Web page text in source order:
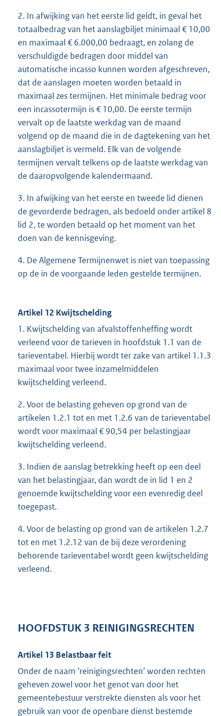
2. In afwijking van het eerste lid geldt, in geval het
totaalbedrag van het aanslagbiljet minimaal € 10,00
en maximaal € 6.000,00 bedraagt, en zolang de
verschuldigde bedragen door middel van
automatische incasso kunnen worden afgeschreven,
dat de aanslagen moeten worden betaald in
maximaal zes termijnen. Het minimale bedrag voor
een incassotermijn is € 10,00. De eerste termijn
vervalt op de laatste werkdag van de maand
volgend op de maand die in de dagtekening van het
aanslagbiljet is vermeld. Elk van de volgende
termijnen vervalt telkens op de laatste werkdag van
de daaropvolgende kalendermaand.
3. In afwijking van het eerste en tweede lid dienen
de gevorderde bedragen, als bedoeld onder artikel 8
lid 2, te worden betaald op het moment van het
doen van de kennisgeving.
4. De Algemene Termijnenwet is niet van toepassing
op de in de voorgaande leden gestelde termijnen.
Artikel 12 Kwijtschelding
1. Kwijtschelding van afvalstoffenheffing wordt
verleend voor de tarieven in hoofdstuk 1.1 van de
tarieventabel. Hierbij wordt ter zake van artikel 1.1.3
maximaal voor twee inzamelmiddelen
kwijtschelding verleend.
2. Voor de belasting geheven op grond van de
artikelen 1.2.1 tot en met 1.2.6 van de tarieventabel
wordt voor maximaal € 90,54 per belastingjaar
kwijtschelding verleend.
3. Indien de aanslag betrekking heeft op een deel
van het belastingjaar, dan wordt de in lid 1 en 2
genoemde kwijtschelding voor een evenredig deel
toegepast.
4. Voor de belasting op grond van de artikelen 1.2.7
tot en met 1.2.12 van de bij deze verordening
behorende tarieventabel wordt geen kwijtschelding
verleend.
HOOFDSTUK 3 REINIGINGSRECHTEN
Artikel 13 Belastbaar feit
Onder de naam ‘reinigingsrechten’ worden rechten
geheven zowel voor het genot van door het
gemeentebestuur verstrekte diensten als voor het
gebruik van voor de openbare dienst bestemde